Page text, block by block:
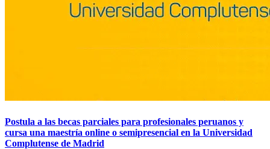
Postula a las becas parciales para profesionales peruanos y
cursa una maestría online o semipresencial en la Universidad
Complutense de Madrid